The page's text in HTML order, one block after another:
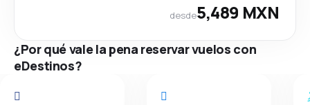
desde5,489 MXN
¿Por qué vale la pena reservar vuelos con
eDestinos?